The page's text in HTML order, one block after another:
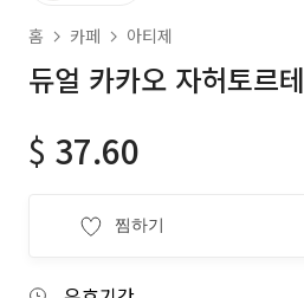
홈 카페 아티제
듀얼 카카오 자허토르테
$ 37.60
찜하기